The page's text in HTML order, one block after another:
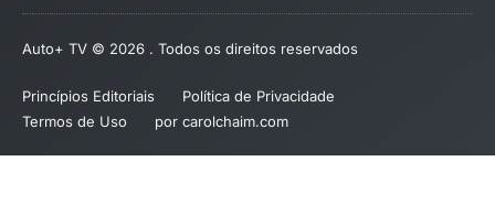
Auto+ TV © 2026 . Todos os direitos reservados
Princípios Editoriais
Política de Privacidade
Termos de Uso
por carolchaim.com